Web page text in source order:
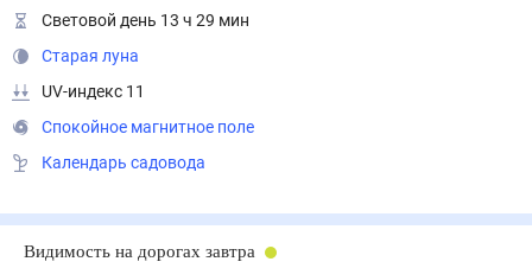
Световой день 13 ч 29 мин
Старая луна
UV-индекс 11
Спокойное магнитное поле
Календарь садовода
Видимость на дорогах завтра